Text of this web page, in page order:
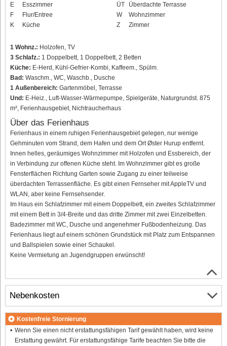
E
Esszimmer
F
Flur/Entree
K
Küche
ÜT
Überdachte Terrasse
W
Wohnzimmer
Z
Zimmer
1 Wohnz.: Holzofen, TV
3 Schlafz.: 1 Doppelbett, 1 Doppelbett, 2 Betten
Küche: E-Herd, Kühl-Gefrier-Kombi, Kaffeem., Spülm.
Bad: Waschm., WC, Waschb., Dusche
1 Außenbereich: Gartenmöbel, Terrasse
Und: E-Heiz., Luft-Wasser-Wärmepumpe, Spielgeräte, Naturgrundst. 875
m², Ferienhausgebiet, Nichtraucherhaus
Über das Ferienhaus
Ferienhaus in einem ruhigen Ferienhausgebiet gelegen, nur wenige
Gehminuten vom Strand, dem Hafen und dem Ort Øster Hurup entfernt.
Innen helles, geräumiges Wohnzimmer mit Holzofen und Essbereich, der
in Verbindung zur offenen Küche steht. Im Wohnzimmer gibt es große
Fensterflächen Richtung Garten sowie Zugang zu einer teilweise
überdachten Terrassenfläche. Es gibt einen Fernseher mit AppleTV und
WLAN, aber keine Fernsehsender.
Im Haus ein Schlafzimmer mit einem Doppelbett, ein zweites Schlafzimmer
mit einem Bett in 3/4-Breite und das dritte Zimmer mit zwei Einzelbetten.
Badezimmer mit WC, Dusche und angenehmer Fußbodenheizung. Das
Ferienhaus liegt auf einem schönen Grundstück mit Platz zum Entspannen
und Ballspielen sowie einer Schaukel.
Keine Vermietung an Jugendgruppen erwünscht!
Nebenkosten
Kostenfreie Stornierung
Wenn Sie einen nicht erstattungsfähigen Tarif gewählt haben, wird keine
Erstattung gewährt. Für erstattungsfähige Tarife beachten Sie bitte die